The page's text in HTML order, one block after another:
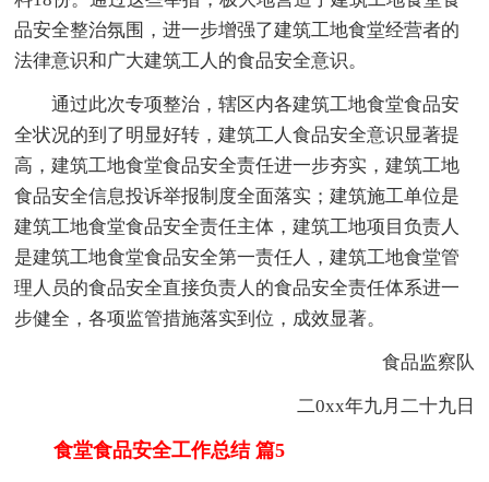
品安全整治氛围，进一步增强了建筑工地食堂经营者的
法律意识和广大建筑工人的食品安全意识。
通过此次专项整治，辖区内各建筑工地食堂食品安
全状况的到了明显好转，建筑工人食品安全意识显著提
高，建筑工地食堂食品安全责任进一步夯实，建筑工地
食品安全信息投诉举报制度全面落实；建筑施工单位是
建筑工地食堂食品安全责任主体，建筑工地项目负责人
是建筑工地食堂食品安全第一责任人，建筑工地食堂管
理人员的食品安全直接负责人的食品安全责任体系进一
步健全，各项监管措施落实到位，成效显著。
食品监察队
二0xx年九月二十九日
食堂食品安全工作总结 篇5